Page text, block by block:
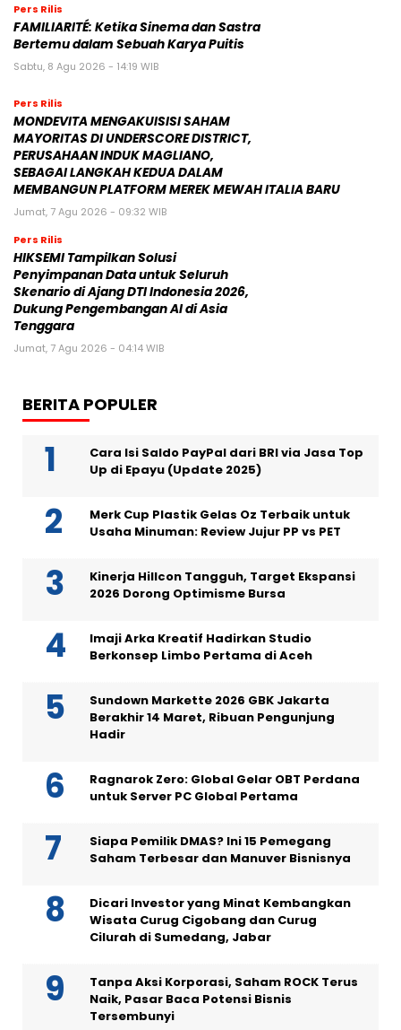
Pers Rilis
FAMILIARITÉ: Ketika Sinema dan Sastra
Bertemu dalam Sebuah Karya Puitis
Sabtu, 8 Agu 2026 - 14:19 WIB
Pers Rilis
MONDEVITA MENGAKUISISI SAHAM
MAYORITAS DI UNDERSCORE DISTRICT,
PERUSAHAAN INDUK MAGLIANO,
SEBAGAI LANGKAH KEDUA DALAM
MEMBANGUN PLATFORM MEREK MEWAH ITALIA BARU
Jumat, 7 Agu 2026 - 09:32 WIB
Pers Rilis
HIKSEMI Tampilkan Solusi
Penyimpanan Data untuk Seluruh
Skenario di Ajang DTI Indonesia 2026,
Dukung Pengembangan AI di Asia
Tenggara
Jumat, 7 Agu 2026 - 04:14 WIB
BERITA POPULER
Cara Isi Saldo PayPal dari BRI via Jasa Top
Up di Epayu (Update 2025)
Merk Cup Plastik Gelas Oz Terbaik untuk
Usaha Minuman: Review Jujur PP vs PET
Kinerja Hillcon Tangguh, Target Ekspansi
2026 Dorong Optimisme Bursa
Imaji Arka Kreatif Hadirkan Studio
Berkonsep Limbo Pertama di Aceh
Sundown Markette 2026 GBK Jakarta
Berakhir 14 Maret, Ribuan Pengunjung
Hadir
Ragnarok Zero: Global Gelar OBT Perdana
untuk Server PC Global Pertama
Siapa Pemilik DMAS? Ini 15 Pemegang
Saham Terbesar dan Manuver Bisnisnya
Dicari Investor yang Minat Kembangkan
Wisata Curug Cigobang dan Curug
Cilurah di Sumedang, Jabar
Tanpa Aksi Korporasi, Saham ROCK Terus
Naik, Pasar Baca Potensi Bisnis
Tersembunyi